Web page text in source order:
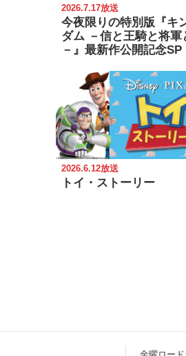
2026.7.17放送
今夜限りの特別版『キ
ダム －信と王騎と将軍
－』最新作公開記念SP
2026.6.12放送
トイ・ストーリー